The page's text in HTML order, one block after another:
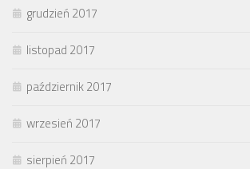
grudzień 2017
listopad 2017
październik 2017
wrzesień 2017
sierpień 2017